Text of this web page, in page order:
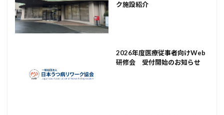
ク施設紹介
2026年度医療従事者向けWeb
研修会 受付開始のお知らせ